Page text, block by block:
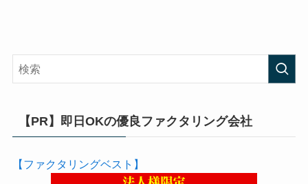
【PR】即日OKの優良ファクタリング会社
【ファクタリングベスト】